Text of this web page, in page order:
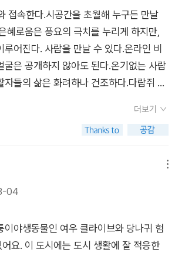
만큼 놀라운 가능성을 품고 있다고 믿는
픈 삶을 살지라도 낡은 가방에 시집 한 권
을 살아갈 힘을 놓지 않는 험프리처럼 말입
대표하는 시인 휘트먼의 《풀잎》인 점도
이 순간 어떻게 살아가야 할지 고민하며 길
담처럼 ‘고난을 넘어 별을 향해’ 한 걸음
요.
못하며 여기저기 전전하며 떠도는 당나귀
, 하지만 서로 좋아하는 도시의 유일한 친
을 이어간다는 점이 인상적이었다. 도시에
궁금하고.깜짝 득템한 초청장으로 운좋게
도 아니다’ 공연.매일 지내는 일상과 아주
이 보낸다. 풀코스로 먹고 마시고 즐긴 저
였을까, 나라면 어떤 기분으로 순간을 보
훨씬 안락하게 사는 입장이려나. 하지만 여
간을 공장에서, 여우답지 못하게 보내는
때 행복하고 무엇을 중요하게 생각하며
? 현대를 살아가는 우리 삶 양극의 모습
아있는 것 같기도 하다._____➕ 작가 토
둔 재밌는 장치들: *클라이브가 편안히 쉬
접속한다.시공간을 초월해 누구든 만날
혜로움은 풍요의 극치를 누리게 하지만,
어진다. 사람을 만날 수 있다.온라인 비
굴은 공개하지 않아도 된다.온기없는 사람
들의 삶은 화려하나 건조하다.다람쥐 쳇
것도 아니다>의 주인공 클라이브와 험프
브는 정해진 직장이 있고 집도 있지만 험
브는 쉬는 날이나 퇴근 후 종종 험프리를
가 우연히 주운 연극 초대권으로 공연을 보
아니다>의 개막공연이었다. 근사한
스토랑에서 식사를 하고 디저트를 즐겼다.
같은 선물이었다.지리한 일상을 반짝거
더보기
04
이야생동물인 여우 클라이브와 당나귀 험
요. 이 도시에는 도시 생활에 잘 적응한